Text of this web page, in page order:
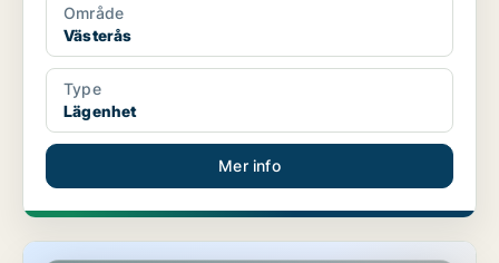
Område
Västerås
Type
Lägenhet
Mer info
Lägenhet i Västerås